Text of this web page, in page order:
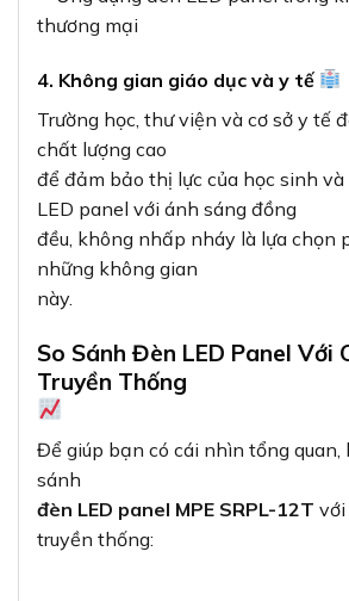
4. Không gian giáo dục và y tế
Trường học, thư viện và cơ sở y tế
chất lượng cao
để đảm bảo thị lực của học sinh
LED panel với ánh sáng đồng
đều, không nhấp nháy là lựa chọn
những không gian
này.
So Sánh Đèn LED Panel Với
Truyền Thống
Để giúp bạn có cái nhìn tổng quan,
sánh
đèn LED panel MPE SRPL-12T với
truyền thống: